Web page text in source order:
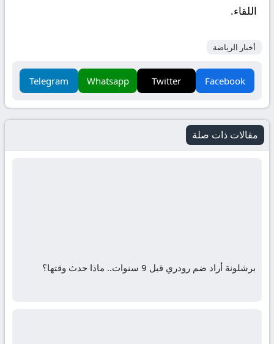
اللقاء.
أخبار الرياضة
Facebook
Twitter
Whatsapp
Telegram
مقالات ذات صلة
برشلونة أراد ضم رودري قبل 9 سنوات.. ماذا حدث وقتها؟